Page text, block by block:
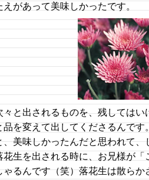
えがあって美味しかったです。
々と出されるものを、残しては
品を変えて出してくださるんで
、美味しかったんだと思われて
花生を出される時に、お兄様が
ゃるんです（笑）落花生は散ら